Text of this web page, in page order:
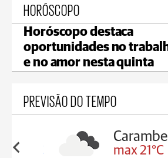
HORÓSCOPO
Horóscopo destaca
oportunidades no
e no amor nesta quinta
PREVISÃO DO TEMPO
19°C
Carambeí
max 21°C